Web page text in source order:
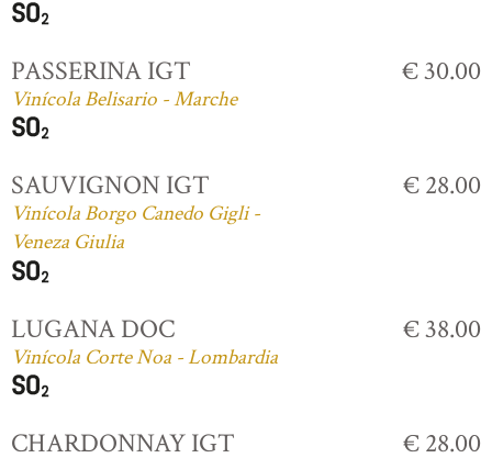
PASSERINA IGT
Vinícola Belisario - Marche
€ 30.00
SAUVIGNON IGT
Vinícola Borgo Canedo Gigli -
Veneza Giulia
€ 28.00
LUGANA DOC
Vinícola Corte Noa - Lombardia
€ 38.00
CHARDONNAY IGT € 28.00